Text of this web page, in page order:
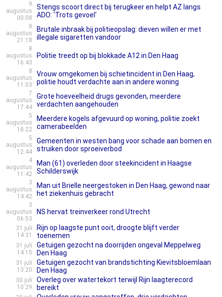
9
augustus
00:08
Stengs scoort direct bij terugkeer en helpt AZ langs
ADO: 'Trots gevoel'
8
augustus
21:18
Brutale inbraak bij politieopslag: dieven willen er met
illegale sigaretten vandoor
8
augustus
16:43
Politie treedt op bij blokkade A12 in Den Haag
8
augustus
11:03
Vrouw omgekomen bij schietincident in Den Haag,
politie houdt verdachte aan in andere woning
7
augustus
17:44
Grote hoeveelheid drugs gevonden, meerdere
verdachten aangehouden
5
augustus
18:22
Meerdere kogels afgevuurd op woning, politie zoekt
camerabeelden
5
augustus
12:44
Gemeenten in westen bang voor schade aan bomen en
struiken door sproeiverbod
4
augustus
11:42
Man (61) overleden door steekincident in Haagse
Schilderswijk
3
augustus
14:42
Man uit Brielle neergestoken in Den Haag, gewond naar
het ziekenhuis gebracht
3
augustus
06:53
NS hervat treinverkeer rond Utrecht
31 juli
14:31
Rijn op laagste punt ooit, droogte blijft verder
toenemen
31 juli
14:15
Getuigen gezocht na doorrijden ongeval Meppelweg
Den Haag
31 juli
13:20
Getuigen gezocht van brandstichting Kievitsbloemlaan
Den Haag
30 juli
10:29
Overleg over watertekort terwijl Rijn laagterecord
bereikt